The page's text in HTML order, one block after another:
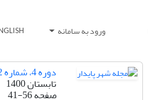
ورود به سامانه
دوره 4، شماره 2
تابستان 1400
صفحه41-56